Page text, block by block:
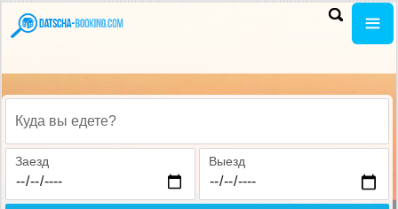
Куда вы едете?
Заезд Выезд